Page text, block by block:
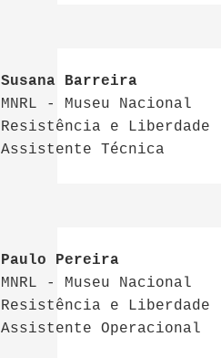
Susana Barreira
MNRL - Museu Nacional
Resistência e Liberdade |
Assistente Técnica
Paulo Pereira
MNRL - Museu Nacional
Resistência e Liberdade |
Assistente Operacional